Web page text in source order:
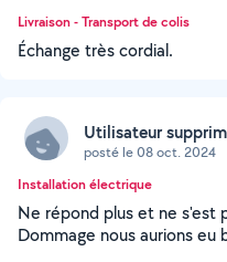
Livraison - Transport de colis
Échange très cordial.
Utilisateur
posté le 08 oct. 2024
Installation électrique
Ne répond plus et ne s'est
Dommage nous aurions eu